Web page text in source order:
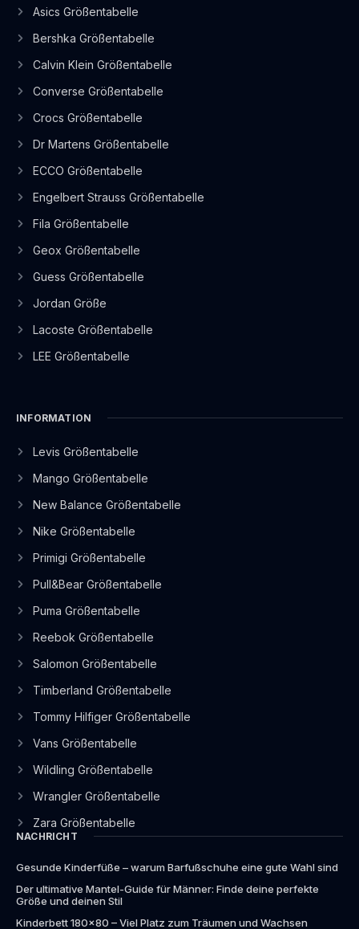
Asics Größentabelle
Bershka Größentabelle
Calvin Klein Größentabelle
Converse Größentabelle
Crocs Größentabelle
Dr Martens Größentabelle
ECCO Größentabelle
Engelbert Strauss Größentabelle
Fila Größentabelle
Geox Größentabelle
Guess Größentabelle
Jordan Größe
Lacoste Größentabelle
LEE Größentabelle
INFORMATION
Levis Größentabelle
Mango Größentabelle
New Balance Größentabelle
Nike Größentabelle
Primigi Größentabelle
Pull&Bear Größentabelle
Puma Größentabelle
Reebok Größentabelle
Salomon Größentabelle
Timberland Größentabelle
Tommy Hilfiger Größentabelle
Vans Größentabelle
Wildling Größentabelle
Wrangler Größentabelle
Zara Größentabelle
NACHRICHT
Gesunde Kinderfüße – warum Barfußschuhe eine gute Wahl sind
Der ultimative Mantel-Guide für Männer: Finde deine perfekte
Größe und deinen Stil
Kinderbett 180×80 – Viel Platz zum Träumen und Wachsen